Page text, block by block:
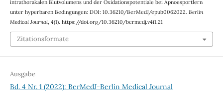
intrathorakalen Blutvolumens und der Oxidationspotentiale bei Apnoesportlern
unter hyperbaren Bedingungen: DOI: 10.36210/BerMedJ/epub0062022. Berlin
Medical Journal, 4(1). https://doi.org/10.36210/bermedj.v4i1.21
Zitationsformate
Ausgabe
Bd. 4 Nr. 1 (2022): BerMedJ-Berlin Medical Journal